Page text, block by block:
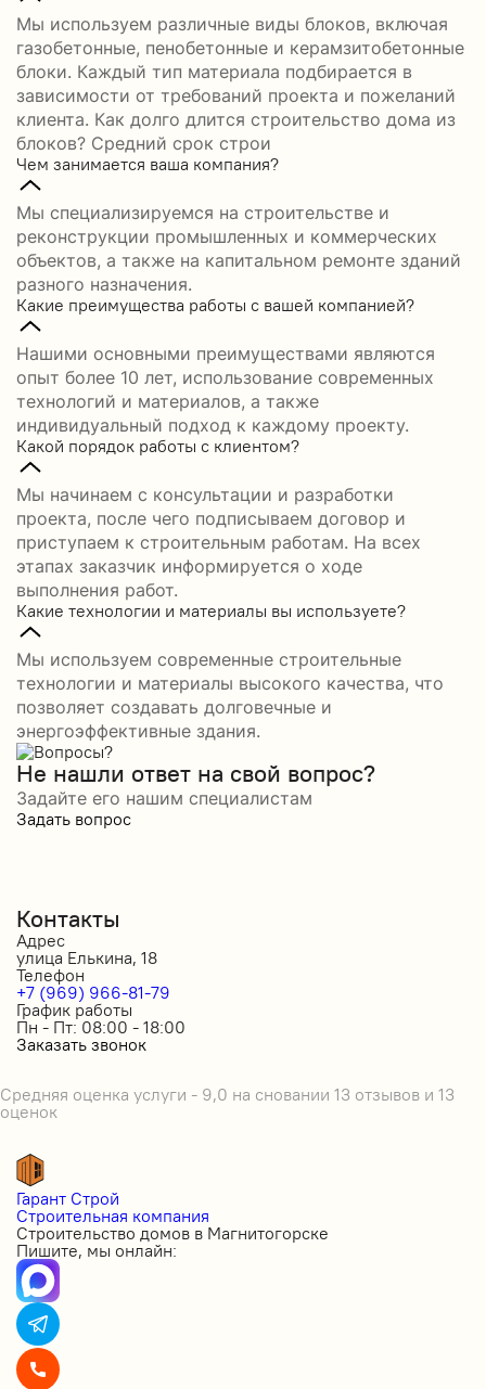
Мы используем различные виды блоков, включая
газобетонные, пенобетонные и керамзитобетонные
блоки. Каждый тип материала подбирается в
зависимости от требований проекта и пожеланий
клиента. Как долго длится строительство дома из
блоков? Средний срок строи
Чем занимается ваша компания?
Мы специализируемся на строительстве и
реконструкции промышленных и коммерческих
объектов, а также на капитальном ремонте зданий
разного назначения.
Какие преимущества работы с вашей компанией?
Нашими основными преимуществами являются
опыт более 10 лет, использование современных
технологий и материалов, а также
индивидуальный подход к каждому проекту.
Какой порядок работы с клиентом?
Мы начинаем с консультации и разработки
проекта, после чего подписываем договор и
приступаем к строительным работам. На всех
этапах заказчик информируется о ходе
выполнения работ.
Какие технологии и материалы вы используете?
Мы используем современные строительные
технологии и материалы высокого качества, что
позволяет создавать долговечные и
энергоэффективные здания.
Не нашли ответ на свой вопрос?
Задайте его нашим специалистам
Задать вопрос
Контакты
Адрес
улица Елькина, 18
Телефон
+7 (969) 966-81-79
График работы
Пн - Пт: 08:00 - 18:00
Заказать звонок
Средняя оценка услуги - 9,0 на сновании 13 отзывов и 13
оценок
Гарант Строй
Строительная компания
Строительство домов в Магнитогорске
Пишите, мы онлайн: